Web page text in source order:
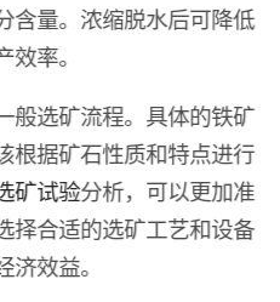
含量。浓缩脱水后可降低
率。
般选矿流程。具体的铁矿
根据矿石性质和特点进行
矿试验分析，可以更加准
择合适的选矿工艺和设备
效益。